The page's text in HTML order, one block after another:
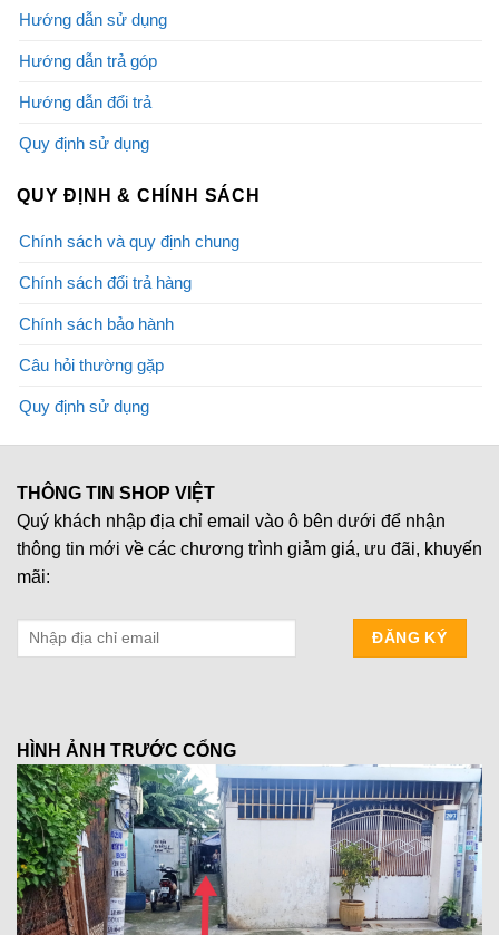
Hướng dẫn sử dụng
Hướng dẫn trả góp
Hướng dẫn đổi trả
Quy định sử dụng
QUY ĐỊNH & CHÍNH SÁCH
Chính sách và quy định chung
Chính sách đổi trả hàng
Chính sách bảo hành
Câu hỏi thường gặp
Quy định sử dụng
THÔNG TIN SHOP VIỆT
Quý khách nhập địa chỉ email vào ô bên dưới để nhận
thông tin mới về các chương trình giảm giá, ưu đãi, khuyến
mãi:
HÌNH ẢNH TRƯỚC CỔNG